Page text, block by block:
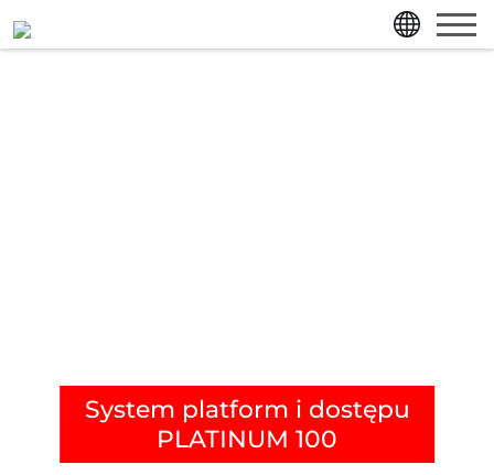
bezpośrednio do treści strony
bezpośrednio do menu głównego
System platform i dostępu
PLATINUM 100